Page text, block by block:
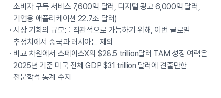
소비자 구독 서비스 7,600억 달러, 디지털 광고 6,000억 달러,
기업용 애플리케이션 22.7조 달러)
시장 기회의 규모를 직관적으로 가늠하기 위해, 이번 글로벌
추정치에서 중국과 러시아는 제외
비교 차원에서 스페이스X의 $28.5 trillion달러 TAM 성장 여력은
2025년 기준 미국 전체 GDP $31 trillion 달러에 견줄만한
천문학적 통계 수치